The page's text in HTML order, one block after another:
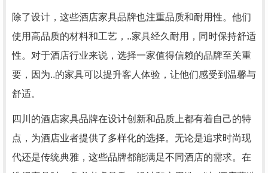
除了设计，这些酒店家具品牌也注重品质和耐用性。他们
使用高品质的材料和工艺，..家具经久耐用，同时保持舒适
性。对于酒店行业来说，选择一家值得信赖的品牌至关重
要，因为..的家具可以提升客人体验，让他们感受到温馨与
舒适。
四川的酒店家具品牌在设计创新和品质上都有着自己的特
点，为酒店业者提供了多样化的选择。无论是追求时尚现
代还是传统典雅，这些品牌都能满足不同酒店的需求。在